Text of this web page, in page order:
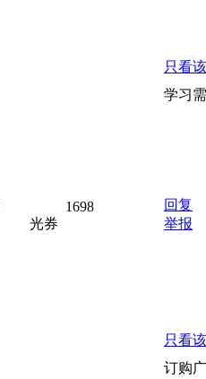
1698
光券
只看
学习
回复
举报
只看
订购